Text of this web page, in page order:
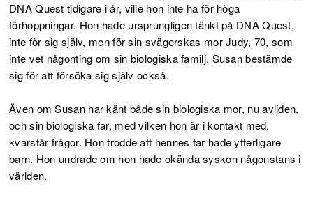
DNA Quest tidigare i år, ville hon inte ha för höga
förhoppningar. Hon hade ursprungligen tänkt på DNA Quest,
inte för sig själv, men för sin svägerskas mor Judy, 70, som
inte vet någonting om sin biologiska familj. Susan bestämde
sig för att försöka sig själv också.
Även om Susan har känt både sin biologiska mor, nu avliden,
och sin biologiska far, med vilken hon är i kontakt med,
kvarstår frågor. Hon trodde att hennes far hade ytterligare
barn. Hon undrade om hon hade okända syskon någonstans i
världen.